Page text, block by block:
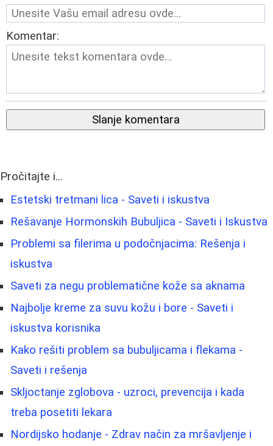
Komentar:
Slanje komentara
Pročitajte i...
Estetski tretmani lica - Saveti i iskustva
Rešavanje Hormonskih Bubuljica - Saveti i Iskustva
Problemi sa filerima u podočnjacima: Rešenja i
iskustva
Saveti za negu problematične kože sa aknama
Najbolje kreme za suvu kožu i bore - Saveti i
iskustva korisnika
Kako rešiti problem sa bubuljicama i flekama -
Saveti i rešenja
Skljoctanje zglobova - uzroci, prevencija i kada
treba posetiti lekara
Nordijsko hodanje - Zdrav način za mršavljenje i